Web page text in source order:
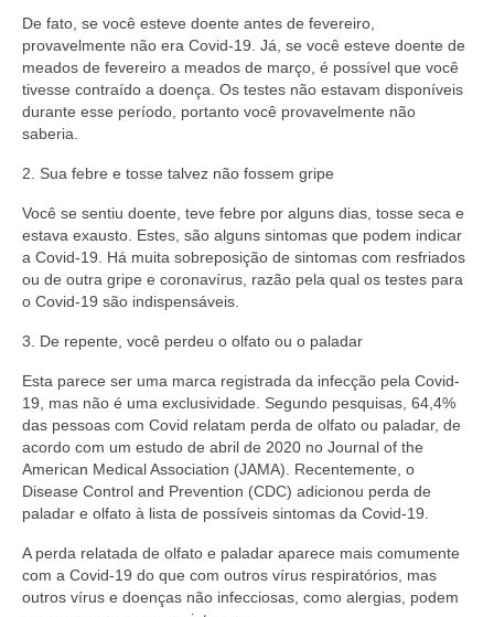
De fato, se você esteve doente antes de fevereiro,
provavelmente não era Covid-19. Já, se você esteve doente de
meados de fevereiro a meados de março, é possível que você
tivesse contraído a doença. Os testes não estavam disponíveis
durante esse período, portanto você provavelmente não
saberia.
2. Sua febre e tosse talvez não fossem gripe
Você se sentiu doente, teve febre por alguns dias, tosse seca e
estava exausto. Estes, são alguns sintomas que podem indicar
a Covid-19. Há muita sobreposição de sintomas com resfriados
ou de outra gripe e coronavírus, razão pela qual os testes para
o Covid-19 são indispensáveis.
3. De repente, você perdeu o olfato ou o paladar
Esta parece ser uma marca registrada da infecção pela Covid-
19, mas não é uma exclusividade. Segundo pesquisas, 64,4%
das pessoas com Covid relatam perda de olfato ou paladar, de
acordo com um estudo de abril de 2020 no Journal of the
American Medical Association (JAMA). Recentemente, o
Disease Control and Prevention (CDC) adicionou perda de
paladar e olfato à lista de possíveis sintomas da Covid-19.
A perda relatada de olfato e paladar aparece mais comumente
com a Covid-19 do que com outros vírus respiratórios, mas
outros vírus e doenças não infecciosas, como alergias, podem